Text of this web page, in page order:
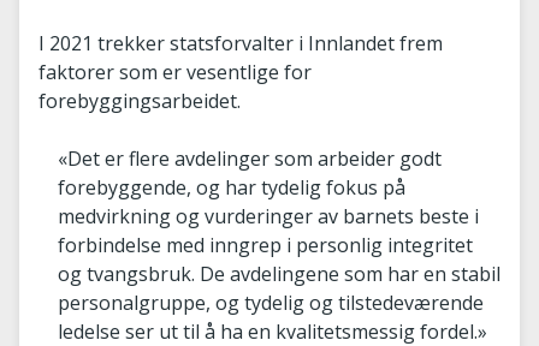
I 2021 trekker statsforvalter i Innlandet frem
faktorer som er vesentlige for
forebyggingsarbeidet.
«Det er flere avdelinger som arbeider godt
forebyggende, og har tydelig fokus på
medvirkning og vurderinger av barnets beste i
forbindelse med inngrep i personlig integritet
og tvangsbruk. De avdelingene som har en stabil
personalgruppe, og tydelig og tilstedeværende
ledelse ser ut til å ha en kvalitetsmessig fordel.»